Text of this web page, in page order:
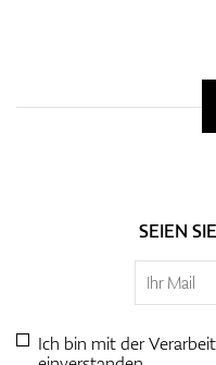
SEIEN
Ich bin mit der